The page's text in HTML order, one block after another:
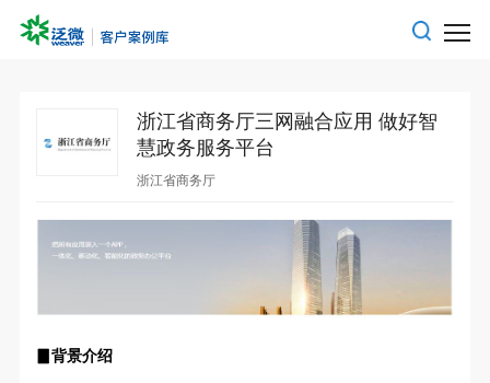
浙江省商务厅三网融合应用 做好智
慧政务服务平台
浙江省商务厅
背景介绍